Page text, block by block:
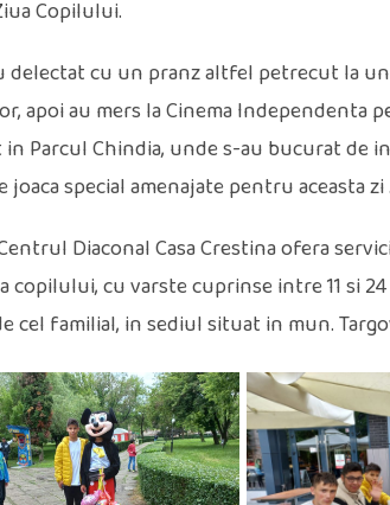
Copilului.
delectat cu un pranz altfel petrecut la
apoi au mers la Cinema Independenta
Parcul Chindia, unde s-au bucurat de
joaca special amenajate pentru aceasta zi .
Diaconal Casa Crestina ofera
copilului, cu varste cuprinse intre 11 si
cel familial, in sediul situat in mun.